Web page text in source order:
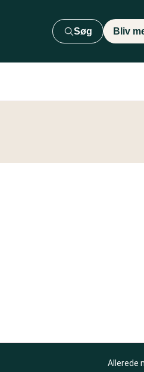
Søg Bliv
Allerede